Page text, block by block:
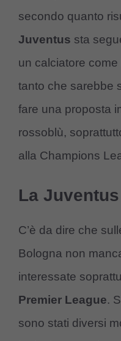
secondo quanto
Juventus sta
un calciatore come
tanto che sarebbe
fare una proposta
rossoblù,
alla Champions
La
C’è da dire che
Bologna non
interessate
Premier League.
sono stati diversi